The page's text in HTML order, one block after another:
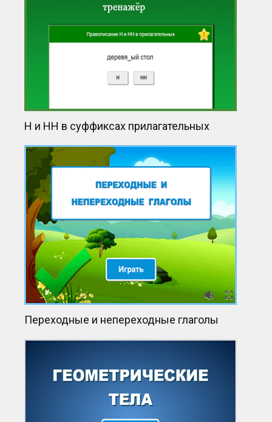
Н и НН в суффиксах прилагательных
Переходные и непереходные глаголы